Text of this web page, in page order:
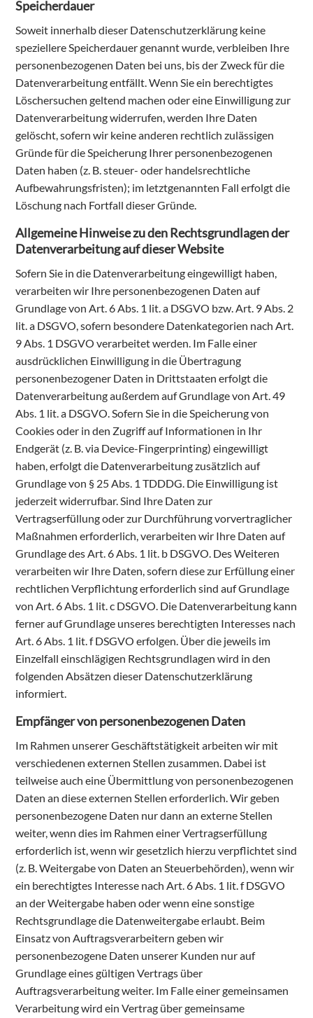
Speicherdauer
Soweit innerhalb dieser Datenschutzerklärung keine
speziellere Speicherdauer genannt wurde, verbleiben Ihre
personenbezogenen Daten bei uns, bis der Zweck für die
Datenverarbeitung entfällt. Wenn Sie ein berechtigtes
Löschersuchen geltend machen oder eine Einwilligung zur
Datenverarbeitung widerrufen, werden Ihre Daten
gelöscht, sofern wir keine anderen rechtlich zulässigen
Gründe für die Speicherung Ihrer personenbezogenen
Daten haben (z. B. steuer- oder handelsrechtliche
Aufbewahrungsfristen); im letztgenannten Fall erfolgt die
Löschung nach Fortfall dieser Gründe.
Allgemeine Hinweise zu den Rechtsgrundlagen der
Datenverarbeitung auf dieser Website
Sofern Sie in die Datenverarbeitung eingewilligt haben,
verarbeiten wir Ihre personenbezogenen Daten auf
Grundlage von Art. 6 Abs. 1 lit. a DSGVO bzw. Art. 9 Abs. 2
lit. a DSGVO, sofern besondere Datenkategorien nach Art.
9 Abs. 1 DSGVO verarbeitet werden. Im Falle einer
ausdrücklichen Einwilligung in die Übertragung
personenbezogener Daten in Drittstaaten erfolgt die
Datenverarbeitung außerdem auf Grundlage von Art. 49
Abs. 1 lit. a DSGVO. Sofern Sie in die Speicherung von
Cookies oder in den Zugriff auf Informationen in Ihr
Endgerät (z. B. via Device-Fingerprinting) eingewilligt
haben, erfolgt die Datenverarbeitung zusätzlich auf
Grundlage von § 25 Abs. 1 TDDDG. Die Einwilligung ist
jederzeit widerrufbar. Sind Ihre Daten zur
Vertragserfüllung oder zur Durchführung vorvertraglicher
Maßnahmen erforderlich, verarbeiten wir Ihre Daten auf
Grundlage des Art. 6 Abs. 1 lit. b DSGVO. Des Weiteren
verarbeiten wir Ihre Daten, sofern diese zur Erfüllung einer
rechtlichen Verpflichtung erforderlich sind auf Grundlage
von Art. 6 Abs. 1 lit. c DSGVO. Die Datenverarbeitung kann
ferner auf Grundlage unseres berechtigten Interesses nach
Art. 6 Abs. 1 lit. f DSGVO erfolgen. Über die jeweils im
Einzelfall einschlägigen Rechtsgrundlagen wird in den
folgenden Absätzen dieser Datenschutzerklärung
informiert.
Empfänger von personenbezogenen Daten
Im Rahmen unserer Geschäftstätigkeit arbeiten wir mit
verschiedenen externen Stellen zusammen. Dabei ist
teilweise auch eine Übermittlung von personenbezogenen
Daten an diese externen Stellen erforderlich. Wir geben
personenbezogene Daten nur dann an externe Stellen
weiter, wenn dies im Rahmen einer Vertragserfüllung
erforderlich ist, wenn wir gesetzlich hierzu verpflichtet sind
(z. B. Weitergabe von Daten an Steuerbehörden), wenn wir
ein berechtigtes Interesse nach Art. 6 Abs. 1 lit. f DSGVO
an der Weitergabe haben oder wenn eine sonstige
Rechtsgrundlage die Datenweitergabe erlaubt. Beim
Einsatz von Auftragsverarbeitern geben wir
personenbezogene Daten unserer Kunden nur auf
Grundlage eines gültigen Vertrags über
Auftragsverarbeitung weiter. Im Falle einer gemeinsamen
Verarbeitung wird ein Vertrag über gemeinsame